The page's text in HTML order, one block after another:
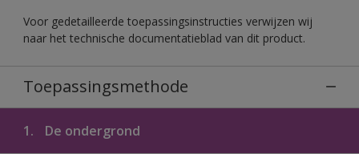
Voor gedetailleerde toepassingsinstructies verwijzen wij
naar het technische documentatieblad van dit product.
Toepassingsmethode
1. De ondergrond